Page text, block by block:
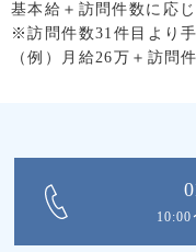
基本給＋訪問件数に応
※訪問件数31件目より
（例）月給26万＋訪問